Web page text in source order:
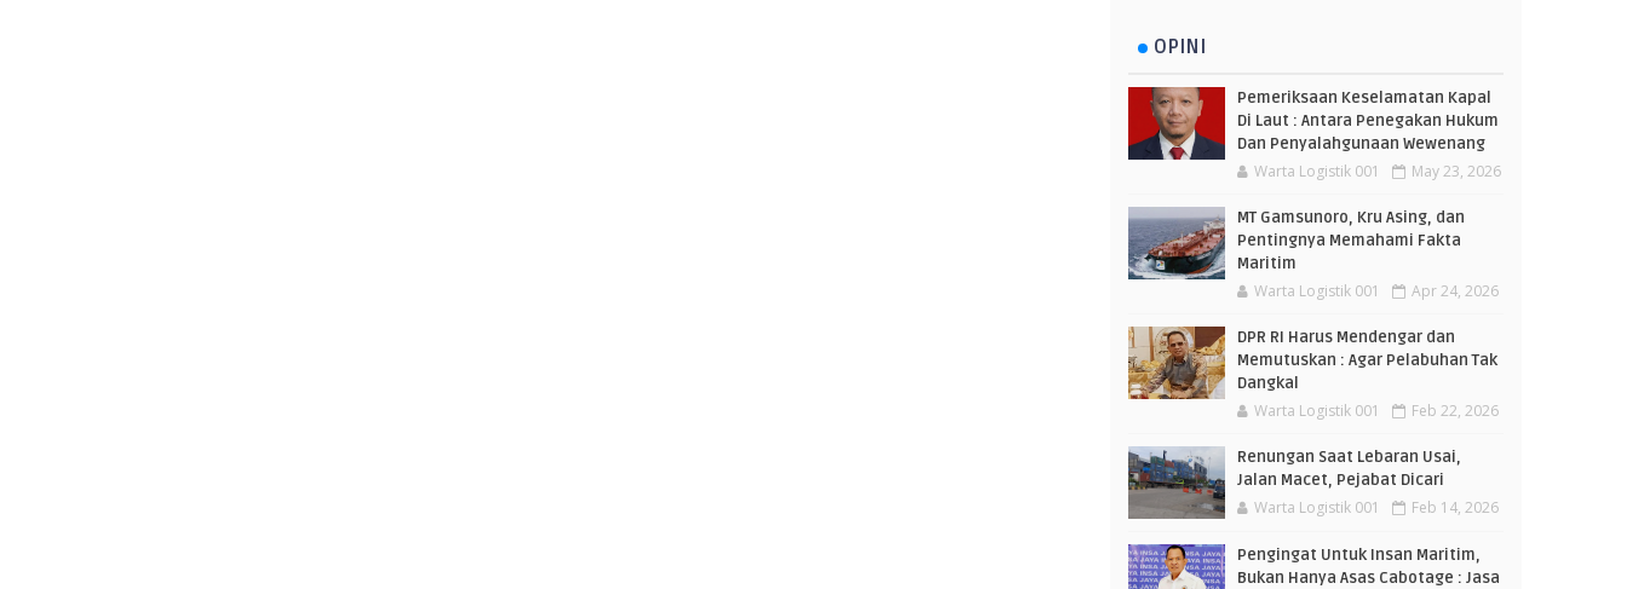
OPINI
Pemeriksaan Keselamatan Kapal
Di Laut : Antara Penegakan Hukum
Dan Penyalahgunaan Wewenang
Warta Logistik 001 May 23, 2026
MT Gamsunoro, Kru Asing, dan
Pentingnya Memahami Fakta
Maritim
Warta Logistik 001 Apr 24, 2026
DPR RI Harus Mendengar dan
Memutuskan : Agar Pelabuhan Tak
Dangkal
Warta Logistik 001 Feb 22, 2026
Renungan Saat Lebaran Usai,
Jalan Macet, Pejabat Dicari
Warta Logistik 001 Feb 14, 2026
Pengingat Untuk Insan Maritim,
Bukan Hanya Asas Cabotage : Jasa